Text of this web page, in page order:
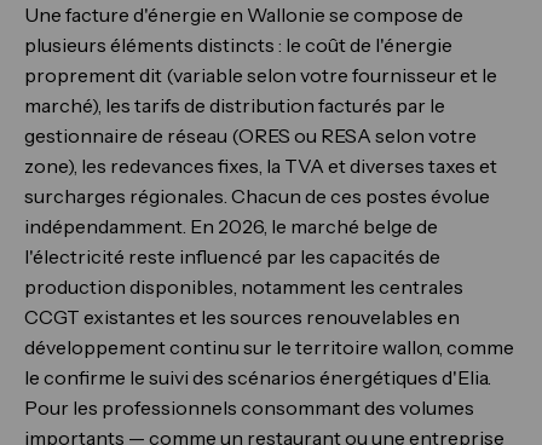
Une facture d'énergie en Wallonie se compose de
plusieurs éléments distincts : le coût de l'énergie
proprement dit (variable selon votre fournisseur et le
marché), les tarifs de distribution facturés par le
gestionnaire de réseau (ORES ou RESA selon votre
zone), les redevances fixes, la TVA et diverses taxes et
surcharges régionales. Chacun de ces postes évolue
indépendamment. En 2026, le marché belge de
l'électricité reste influencé par les capacités de
production disponibles, notamment les centrales
CCGT existantes et les sources renouvelables en
développement continu sur le territoire wallon, comme
le confirme le suivi des scénarios énergétiques d'Elia.
Pour les professionnels consommant des volumes
importants — comme un restaurant ou une entreprise